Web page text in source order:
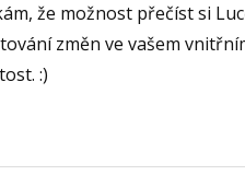
že možnost přečíst si
změn ve vašem
:)